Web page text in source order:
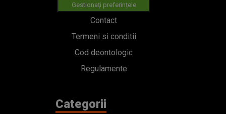
Gestionați preferințele
Contact
Termeni si conditii
Cod deontologic
Regulamente
Categorii